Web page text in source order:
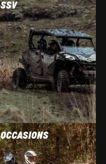
SSV
OCCASIONS